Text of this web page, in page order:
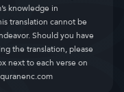
knowledge in
translation cannot be
Should you have
the translation, please
next to each verse on